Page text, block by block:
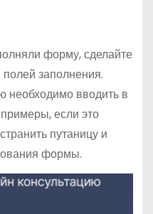
форму, сделайте
полей заполнения.
необходимо вводить в
если это
путаницу и
формы.